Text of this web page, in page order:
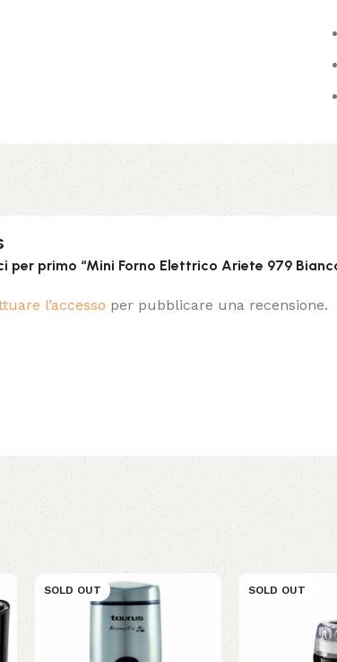
per primo “Mini Forno Elettrico Ariete 979
l’accesso per pubblicare una recensione.
SOLD OUT SOLD OUT